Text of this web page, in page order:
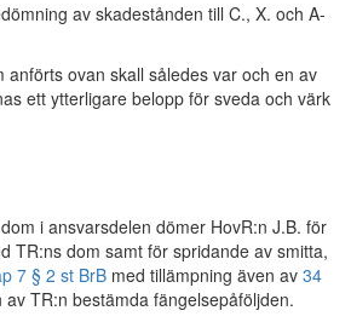
av skadestånden till C., X. och A-
anförts ovan skall således var och en av
ett ytterligare belopp för sveda och värk
i ansvarsdelen dömer HovR:n J.B. för
TR:ns dom samt för spridande av smitta,
7 § 2 st BrB med tillämpning även av 34
av TR:n bestämda fängelsepåföljden.